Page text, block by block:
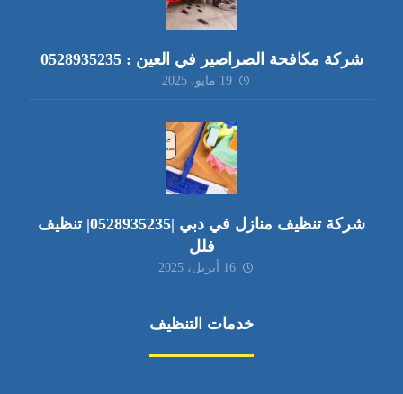
شركة مكافحة الصراصير في العين : 0528935235
19 مايو، 2025
شركة تنظيف منازل في دبي |0528935235| تنظيف
فلل
16 أبريل، 2025
خدمات التنظيف